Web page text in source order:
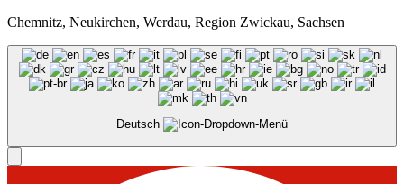
Chemnitz, Neukirchen, Werdau, Region Zwickau, Sachsen
Deutsch